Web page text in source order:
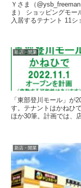
Ｙさま（@ysb_freeman）です。 「ABLOうる
ま） ショッピングモー
入居するテナント 11
新店・開業
「東部登川モール」が
す。テナントはかねひ
ほか30筆。計画では、
台、駐輪場：10台、営
新店・開業